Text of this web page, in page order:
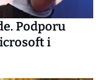
Podporu
i